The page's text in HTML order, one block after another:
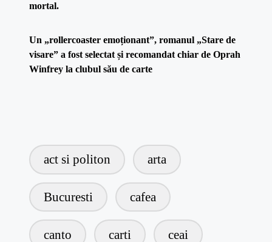
mortal.
Un „rollercoaster emoționant”, romanul „Stare de
visare” a fost selectat și recomandat chiar de Oprah
Winfrey la clubul său de carte
act si politon arta
Bucuresti cafea
canto carti ceai